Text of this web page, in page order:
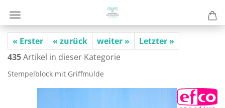
« Erster « zurück weiter »
Letzter »
435Artikel in dieser Kategorie
Stem­pel­block mit Griff­mul­de